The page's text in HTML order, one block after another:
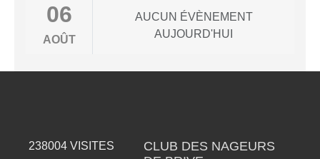
06
AOÛT
AUCUN ÉVÈNEMENT
AUJOURD'HUI
238004 VISITES
CLUB DES NAGEURS